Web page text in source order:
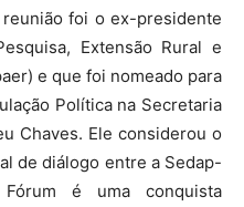
foi o ex-presidente
Extensão Rural e
e que foi nomeado para
Política na Secretaria
Chaves. Ele considerou o
de diálogo entre a Sedap-
é uma conquista